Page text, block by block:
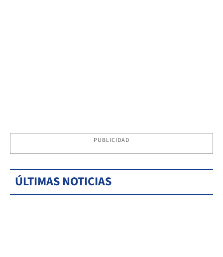
PUBLICIDAD
ÚLTIMAS NOTICIAS